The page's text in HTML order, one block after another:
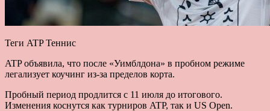
Теги ATP Теннис
ATP объявила, что после «Уимблдона» в пробном режиме
легализует коучинг из-за пределов корта.
Пробный период продлится с 11 июля до итогового.
Изменения коснутся как турниров ATP, так и US Open.